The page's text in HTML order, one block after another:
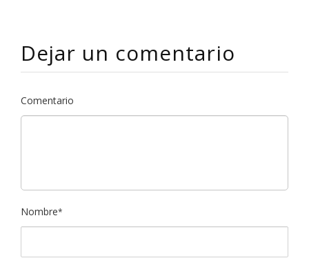
Dejar un comentario
Comentario
Nombre*